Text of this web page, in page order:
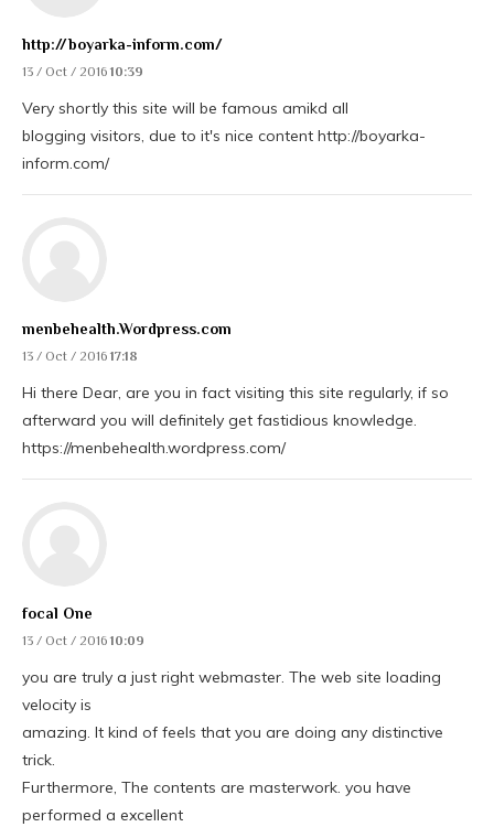
http://boyarka-inform.com/
13 / Oct / 2016 10:39
Very shortly this site will be famous amikd all
blogging visitors, due to it's nice content http://boyarka-
inform.com/
menbehealth.Wordpress.com
13 / Oct / 2016 17:18
Hi there Dear, are you in fact visiting this site regularly, if so
afterward you will definitely get fastidious knowledge.
https://menbehealth.wordpress.com/
focal One
13 / Oct / 2016 10:09
you are truly a just right webmaster. The web site loading
velocity is
amazing. It kind of feels that you are doing any distinctive
trick.
Furthermore, The contents are masterwork. you have
performed a excellent